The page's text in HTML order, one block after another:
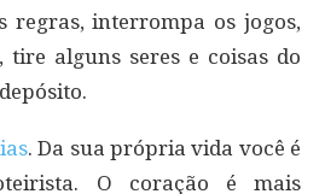
regras, interrompa os jogos,
alguns seres e coisas do
. Da sua própria vida você é
O coração é mais